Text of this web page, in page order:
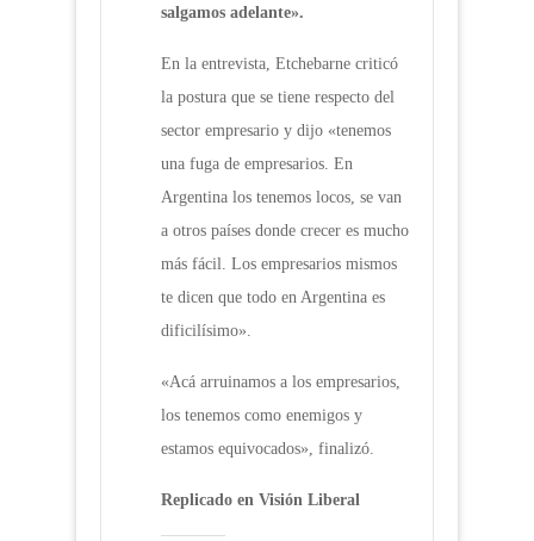
salgamos adelante».
En la entrevista, Etchebarne criticó
la postura que se tiene respecto del
sector empresario y dijo «tenemos
una fuga de empresarios. En
Argentina los tenemos locos, se van
a otros países donde crecer es mucho
más fácil. Los empresarios mismos
te dicen que todo en Argentina es
dificilísimo».
«Acá arruinamos a los empresarios,
los tenemos como enemigos y
estamos equivocados», finalizó.
Replicado en Visión Liberal